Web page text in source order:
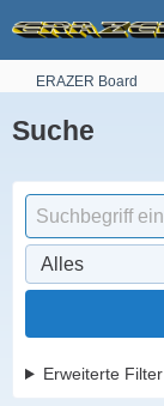
ERAZER Board
Suche
Erweiterte Filter